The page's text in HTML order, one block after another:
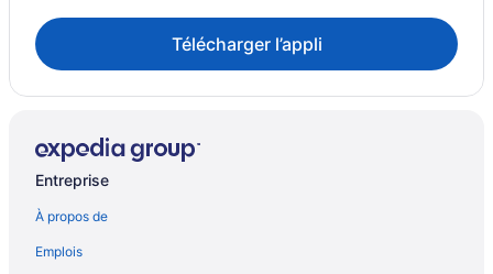
Télécharger l’appli
Entreprise
À propos de
Emplois